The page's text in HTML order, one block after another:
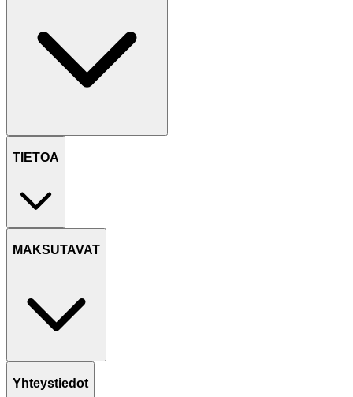
TIETOA
MAKSUTAVAT
Yhteystiedot